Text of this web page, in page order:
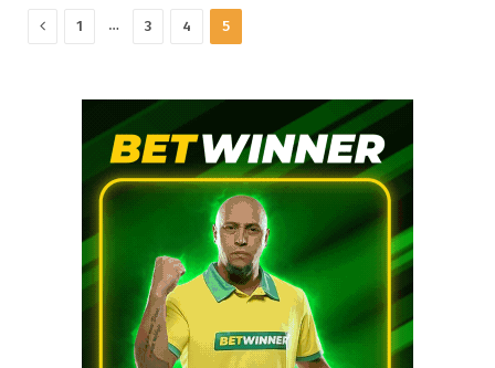
Previous
1 … 3 4 5